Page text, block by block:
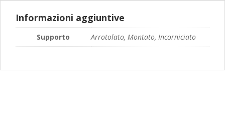
Informazioni aggiuntive
Supporto Arrotolato, Montato, Incorniciato